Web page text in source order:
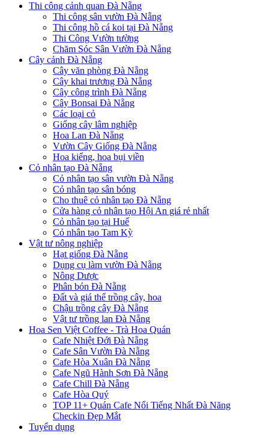
Thi công cảnh quan Đà Nẵng
Thi công sân vườn Đà Nẵng
Thi công hồ cá koi tại Đà Nẵng
Thi Công Vườn tường
Chăm Sóc Sân Vườn Đà Nẵng
Cây cảnh Đà Nẵng
Cây văn phòng Đà Nẵng
Cây khai trương Đà Nẵng
Cây công trình Đà Nẵng
Cây Bonsai Đà Nẵng
Các loại cỏ
Giống cây lâm nghiệp
Hoa Lan Đà Nẵng
Vườn Cây Giống Đà Nẵng
Hoa kiểng, hoa bụi viền
Cỏ nhân tạo Đà Nẵng
Cỏ nhân tạo sân vườn Đà Nẵng
Cỏ nhân tạo sân bóng
Cho thuê cỏ nhân tạo Đà Nẵng
Cửa hàng cỏ nhân tạo Hội An giá rẻ nhất
Cỏ nhân tạo tại Huế
Cỏ nhân tạo Tam Kỳ
Vật tư nông nghiệp
Hạt giống Đà Nẵng
Dụng cụ làm vườn Đà Nẵng
Nông Dược
Phân bón Đà Nẵng
Đất và giá thể trồng cây, hoa
Chậu trồng cây Đà Nẵng
Vật tư trồng lan Đà Nẵng
Hoa Sen Việt Coffee - Trà Hoa Quán
Cafe Nhiệt Đới Đà Nẵng
Cafe Sân Vườn Đà Nẵng
Cafe Hòa Xuân Đà Nẵng
Cafe Ngũ Hành Sơn Đà Nẵng
Cafe Chill Đà Nẵng
Cafe Hòa Quý
TOP 11+ Quán Cafe Nổi Tiếng Nhất Đà Năng
Checkin Đẹp Mắt
Tuyển dụng